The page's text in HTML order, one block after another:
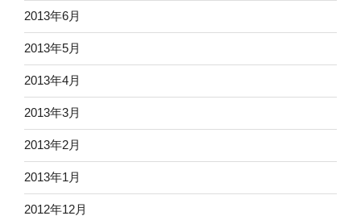
2013年6月
2013年5月
2013年4月
2013年3月
2013年2月
2013年1月
2012年12月